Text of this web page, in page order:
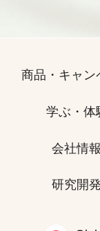
商品・キャン
学ぶ・体
会社情報
研究開発